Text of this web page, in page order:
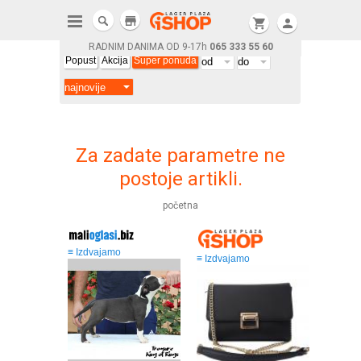
RADNIM DANIMA OD 9-17h 065 333 55 60
shopping_cart person
store
Popust Akcija Super ponuda
Za zadate parametre ne
postoje artikli.
početna